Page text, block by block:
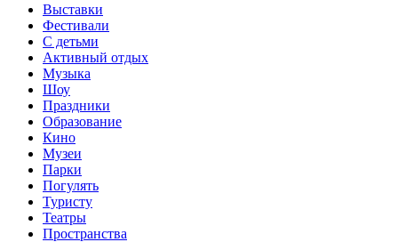
Выставки
Фестивали
С детьми
Активный отдых
Музыка
Шоу
Праздники
Образование
Кино
Музеи
Парки
Погулять
Туристу
Театры
Пространства